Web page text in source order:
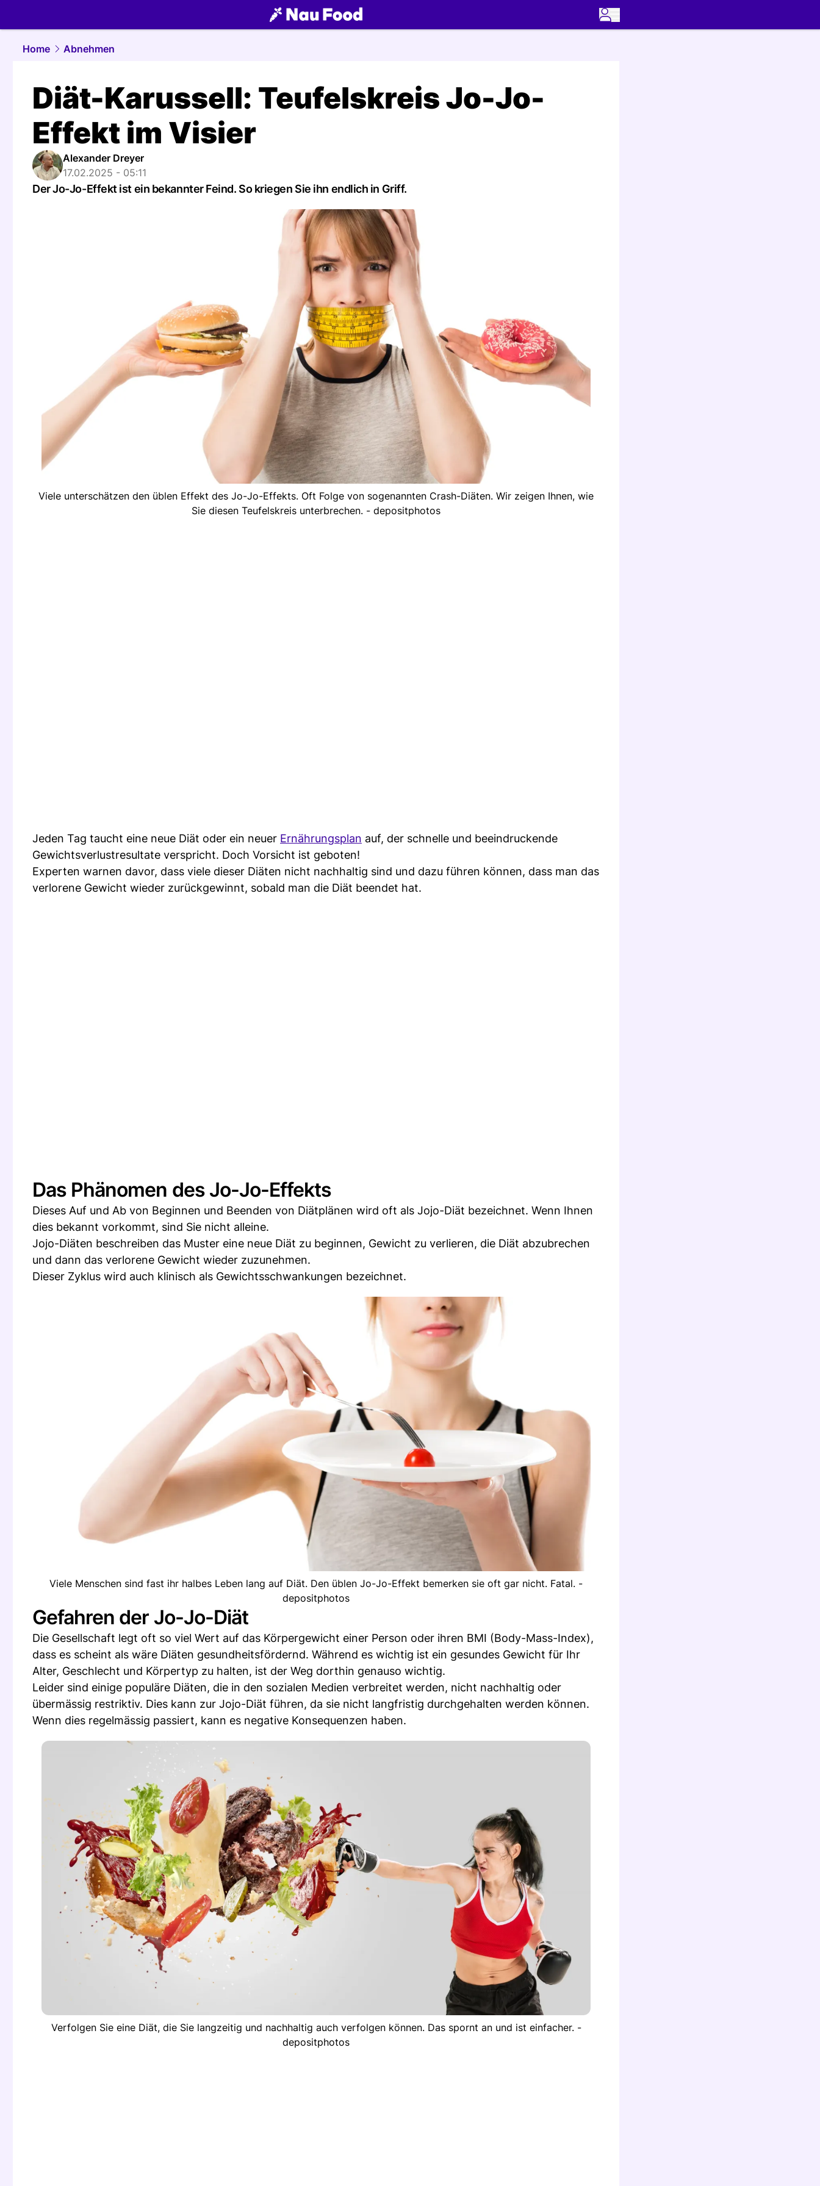
food.NAU.ch
Home
Abnehmen
Diät-Karussell: Teufelskreis Jo-Jo-
Effekt im Visier
Alexander Dreyer
17.02.2025 - 05:11
Der Jo-Jo-Effekt ist ein bekannter Feind. So kriegen Sie ihn endlich in Griff.
Viele unterschätzen den üblen Effekt des Jo-Jo-Effekts. Oft Folge von sogenannten Crash-Diäten. Wir zeigen Ihnen, wie
Sie diesen Teufelskreis unterbrechen. - depositphotos
Jeden Tag taucht eine neue Diät oder ein neuer Ernährungsplan auf, der schnelle und beeindruckende
Gewichtsverlustresultate verspricht. Doch Vorsicht ist geboten!
Experten warnen davor, dass viele dieser Diäten nicht nachhaltig sind und dazu führen können, dass man das
verlorene Gewicht wieder zurückgewinnt, sobald man die Diät beendet hat.
Das Phänomen des Jo-Jo-Effekts
Dieses Auf und Ab von Beginnen und Beenden von Diätplänen wird oft als Jojo-Diät bezeichnet. Wenn Ihnen
dies bekannt vorkommt, sind Sie nicht alleine.
Jojo-Diäten beschreiben das Muster eine neue Diät zu beginnen, Gewicht zu verlieren, die Diät abzubrechen
und dann das verlorene Gewicht wieder zuzunehmen.
Dieser Zyklus wird auch klinisch als Gewichtsschwankungen bezeichnet.
Viele Menschen sind fast ihr halbes Leben lang auf Diät. Den üblen Jo-Jo-Effekt bemerken sie oft gar nicht. Fatal. -
depositphotos
Gefahren der Jo-Jo-Diät
Die Gesellschaft legt oft so viel Wert auf das Körpergewicht einer Person oder ihren BMI (Body-Mass-Index),
dass es scheint als wäre Diäten gesundheitsfördernd. Während es wichtig ist ein gesundes Gewicht für Ihr
Alter, Geschlecht und Körpertyp zu halten, ist der Weg dorthin genauso wichtig.
Leider sind einige populäre Diäten, die in den sozialen Medien verbreitet werden, nicht nachhaltig oder
übermässig restriktiv. Dies kann zur Jojo-Diät führen, da sie nicht langfristig durchgehalten werden können.
Wenn dies regelmässig passiert, kann es negative Konsequenzen haben.
Verfolgen Sie eine Diät, die Sie langzeitig und nachhaltig auch verfolgen können. Das spornt an und ist einfacher. -
depositphotos